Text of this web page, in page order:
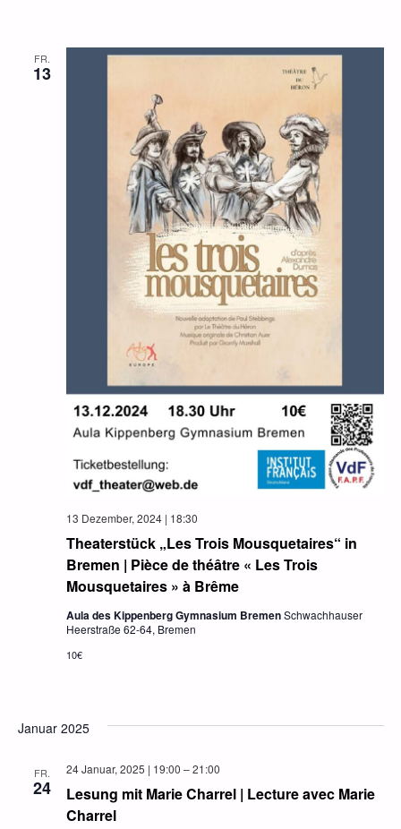
FR.
13
Theaterstück „Les Trois Mousquetaires“ in
Bremen | Pièce de théâtre « Les Trois
Mousquetaires » à Brême
13 Dezember, 2024 | 18:30
Aula des Kippenberg Gymnasium BremenSchwachhauser
Heerstraße 62-64, Bremen
10€
Januar 2025
FR.
24
Lesung mit Marie Charrel | Lecture avec Marie
Charrel
24 Januar, 2025 | 19:00 –21:00